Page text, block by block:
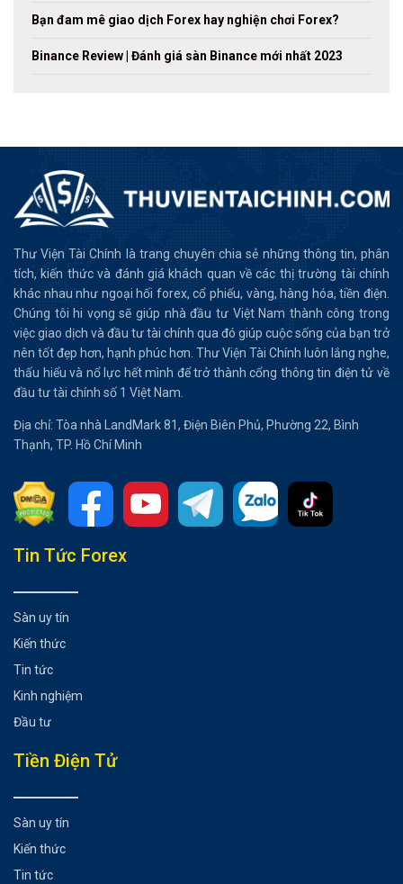
Bạn đam mê giao dịch Forex hay nghiện chơi Forex?
Binance Review | Đánh giá sàn Binance mới nhất 2023
Thư Viện Tài Chính là trang chuyên chia sẻ những thông tin, phân
tích, kiến thức và đánh giá khách quan về các thị trường tài chính
khác nhau như ngoại hối forex, cổ phiếu, vàng, hàng hóa, tiền điện.
Chúng tôi hi vọng sẽ giúp nhà đầu tư Việt Nam thành công trong
việc giao dịch và đầu tư tài chính qua đó giúp cuộc sống của bạn trở
nên tốt đẹp hơn, hạnh phúc hơn. Thư Viện Tài Chính luôn lắng nghe,
thấu hiểu và nổ lực hết mình để trở thành cổng thông tin điện tử về
đầu tư tài chính số 1 Việt Nam.
Địa chỉ: Tòa nhà LandMark 81, Điện Biên Phủ, Phường 22, Bình
Thạnh, TP. Hồ Chí Minh
Tổng hợp bài viết
Tăng cường tính bảo mật
Phí giao dịch blockchain và phí gas có gì khác nhau?
Một số yếu tố tác động đến phí giao dịch blockchain
Làm thế nào để giảm chi phí giao dịch blockchain?
Có thể bạn chưa biết
Tin Tức Forex
Sàn uy tín
Kiến thức
Tin tức
Kinh nghiệm
Đầu tư
Tiền Điện Tử
Sàn uy tín
Kiến thức
Tin tức